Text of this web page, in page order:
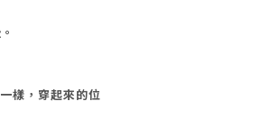
樣， 穿起來的位